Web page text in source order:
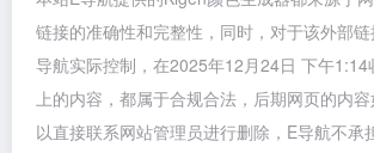
链接的准确性和完整性，同时，对于该外部
导航实际控制，在2025年12月24日 下午1:14
上的内容，都属于合规合法，后期网页的内
以直接联系网站管理员进行删除，E导航不承